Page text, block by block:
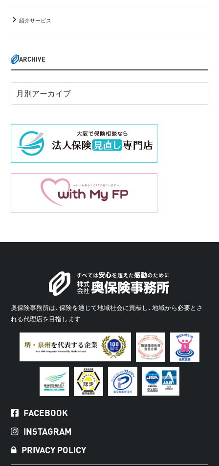
紹介サービス
ARCHIVE
奥保険事務所は、保険を通じて地域社会に貢献し、地域から必要とさ
れる代理店を目指します
FACEBOOK
INSTAGRAM
PRIVACY POLICY